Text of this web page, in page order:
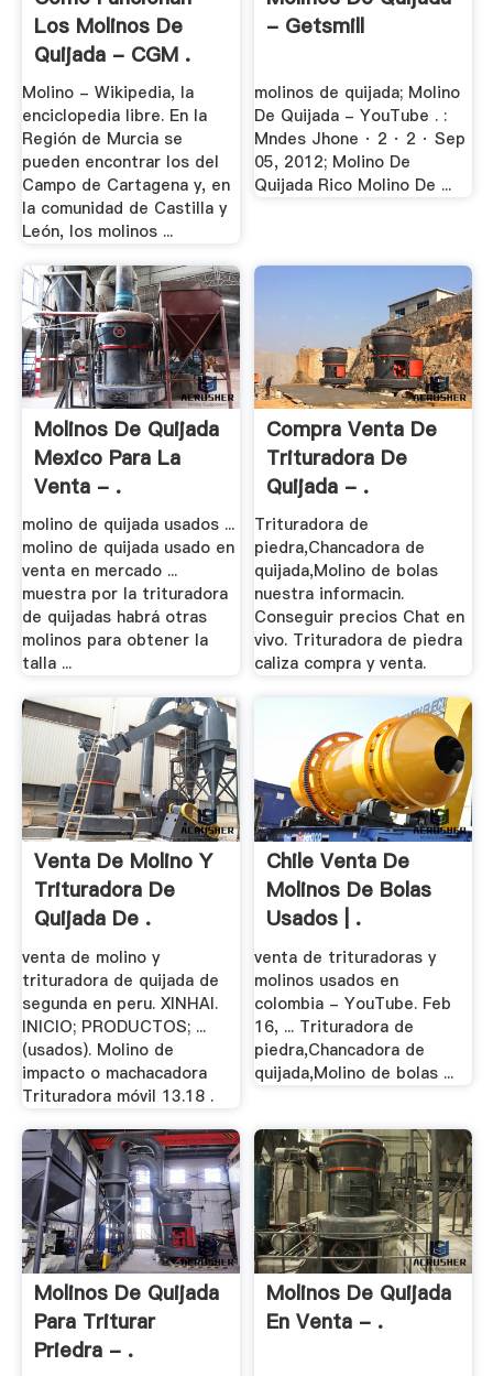
Los Molinos De
Quijada - CGM .
Molino - Wikipedia, la
enciclopedia libre. En la
Región de Murcia se
pueden encontrar los del
Campo de Cartagena y, en
la comunidad de Castilla y
León, los molinos ...
- Getsmill
molinos de quijada; Molino
De Quijada - YouTube . :
Mndes Jhone · 2 · 2 · Sep
05, 2012; Molino De
Quijada Rico Molino De ...
Molinos De Quijada
Mexico Para La
Venta - .
molino de quijada usados ...
molino de quijada usado en
venta en mercado ...
muestra por la trituradora
de quijadas habrá otras
molinos para obtener la
talla ...
Compra Venta De
Trituradora De
Quijada - .
Trituradora de
piedra,Chancadora de
quijada,Molino de bolas
nuestra informacin.
Conseguir precios Chat en
vivo. Trituradora de piedra
caliza compra y venta.
Venta De Molino Y
Trituradora De
Quijada De .
venta de molino y
trituradora de quijada de
segunda en peru. XINHAI.
INICIO; PRODUCTOS; ...
(usados). Molino de
impacto o machacadora
Trituradora móvil 13.18 .
Chile Venta De
Molinos De Bolas
Usados | .
venta de trituradoras y
molinos usados en
colombia - YouTube. Feb
16, ... Trituradora de
piedra,Chancadora de
quijada,Molino de bolas ...
Molinos De Quijada
Para Triturar
Priedra - .
Molinos De Quijada
En Venta - .